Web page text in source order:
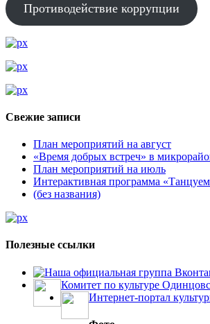
Противодействие коррупции
Свежие записи
План мероприятий на август
«Время добрых встреч» в
План мероприятий на июль
Интерактивная программа
(без названия)
Полезные ссылки
Наша официальная группа
Комитет по культуре
Интернет-портал